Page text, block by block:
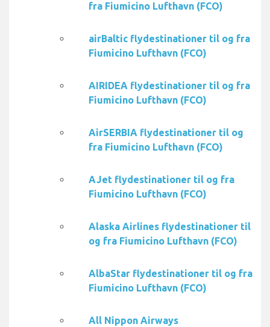
fra Fiumicino Lufthavn (FCO)
airBaltic flydestinationer til og fra
Fiumicino Lufthavn (FCO)
AIRIDEA flydestinationer til og fra
Fiumicino Lufthavn (FCO)
AirSERBIA flydestinationer til og
fra Fiumicino Lufthavn (FCO)
AJet flydestinationer til og fra
Fiumicino Lufthavn (FCO)
Alaska Airlines flydestinationer til
og fra Fiumicino Lufthavn (FCO)
AlbaStar flydestinationer til og fra
Fiumicino Lufthavn (FCO)
All Nippon Airways